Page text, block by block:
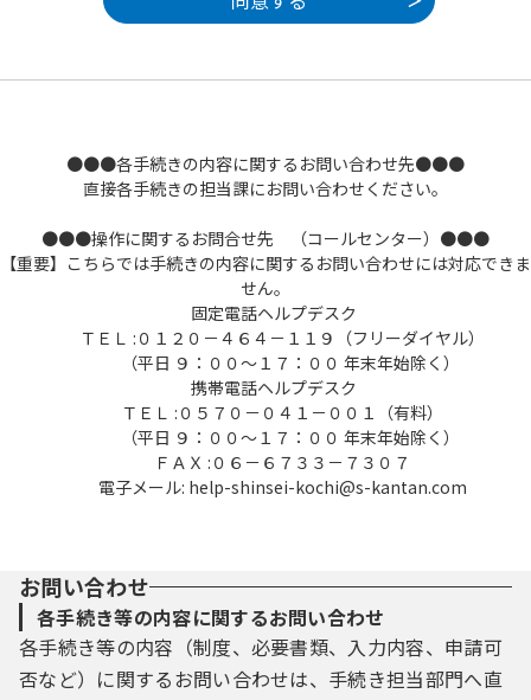
ません。なお、閲覧のみについても、この規
本システムを利用して申請・届出等手続を行
う場合は、利用者たる本人が利用方法に従い
利用者登録を行うことができるものとしま
す。
（１）利用者登録を行う際は、利用者ＩＤ、
パスワード、氏名、住所、その他の
必要な事項を本システム上で登録してくださ
い。
（２）住所、氏名、メールアドレス等に変更
があった場合は変更手続を行ってく
ださい。
（３）本システムは、利用者が登録したメー
ルアドレスへＵＲＬを送信します。
利用者は、メールに記載されているＵＲＬに
（４）利用者登録にて登録された情報は、構
成団体において管理されます。
（５）利用者は、登録した利用者情報を使用
しなくなった場合に削除をすること
ができます。
●●●各手続きの内容に関するお問い合わせ先●●●
直接各手続きの担当課にお問い合わせください。
●●●操作に関するお問合せ先 （コールセンター）●●●
【重要】こちらでは手続きの内容に関するお問い合わせには対応できま
せん。
固定電話ヘルプデスク
ＴＥＬ :０１２０－４６４－１１９（フリーダイヤル）
（平日 ９：００～１７：００ 年末年始除く）
携帯電話ヘルプデスク
ＴＥＬ :０５７０－０４１－００１（有料）
（平日 ９：００～１７：００ 年末年始除く）
ＦＡＸ :０６－６７３３－７３０７
電子メール: help-shinsei-kochi@s-kantan.com
お問い合わせ
各手続き等の内容に関するお問い合わせ
各手続き等の内容（制度、必要書類、入力内容、申請可
否など）に関するお問い合わせは、手続き担当部門へ直